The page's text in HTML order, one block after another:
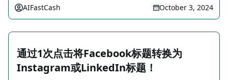
AIFastCash October 3, 2024
通过1次点击将Facebook标题转换为
Instagram或LinkedIn标题！